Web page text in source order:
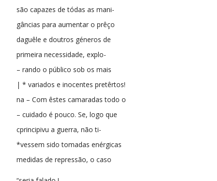
são capazes de tódas as mani-
gâncias para aumentar o prêço
daguêle e doutros géneros de
primeira necessidade, explo-
– rando o público sob os mais
| * variados e inocentes pretêrtos!
na – Com êstes camaradas todo o
– cuidado é pouco. Se, logo que
cprincipivu a guerra, não ti-
*vessem sido tomadas enérgicas
medidas de repressão, o caso